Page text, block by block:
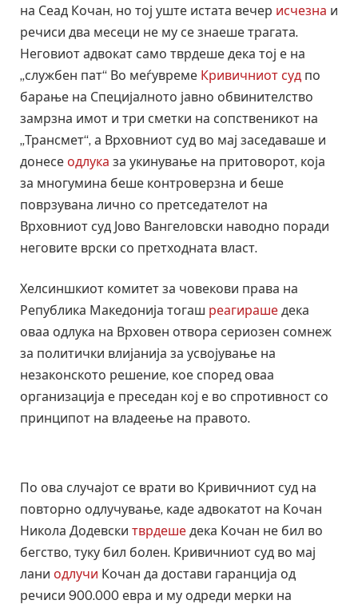
на Сеад Кочан, но тој уште истата вечер исчезна и
речиси два месеци не му се знаеше трагата.
Неговиот адвокат само тврдеше дека тој е на
„службен пат“ Во меѓувреме Кривичниот суд по
барање на Специјалното јавно обвинителство
замрзна имот и три сметки на сопственикот на
„Трансмет“, а Врховниот суд во мај заседаваше и
донесе одлука за укинување на притоворот, која
за многумина беше контроверзна и беше
поврзувана лично со претседателот на
Врховниот суд Јово Вангеловски наводно поради
неговите врски со претходната власт.
Хелсиншкиот комитет за човекови права на
Република Македонија тогаш реагираше дека
оваа одлука на Врховен отвора сериозен сомнеж
за политички влијанија за усвојување на
незаконското решение, кое според оваа
организација е преседан кој е во спротивност со
принципот на владеење на правото.
По ова случајот се врати во Кривичниот суд на
повторно одлучување, каде адвокатот на Кочан
Никола Додевски тврдеше дека Кочан не бил во
бегство, туку бил болен. Кривичниот суд во мај
лани одлучи Кочан да достави гаранција од
речиси 900.000 евра и му одреди мерки на